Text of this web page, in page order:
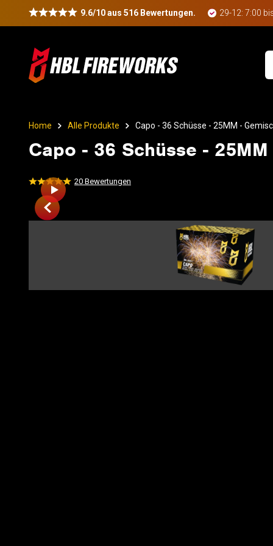
9.6/10 aus 516 Bewertungen. 29-12: 7:00
Home Alle Produkte Capo - 36 Schüsse - 25MM -
Capo - 36 Schüsse -
20 Bewertungen